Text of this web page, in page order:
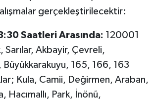
gerçekleştirilecektir:
Saatleri Arasında: 120001
Sarılar, Akbayir, Çevreli,
165, 166, 163
Kula, Camii, Değirmen, Araban,
Hacımallı, Park, İnönü,